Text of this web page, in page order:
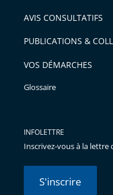
avant
AVIS CONSULTATIFS
PUBLICATIONS &
VOS DÉMARCHES
Glossaire
INFOLETTRE
Inscrivez-vous à la lettre
S'inscrire